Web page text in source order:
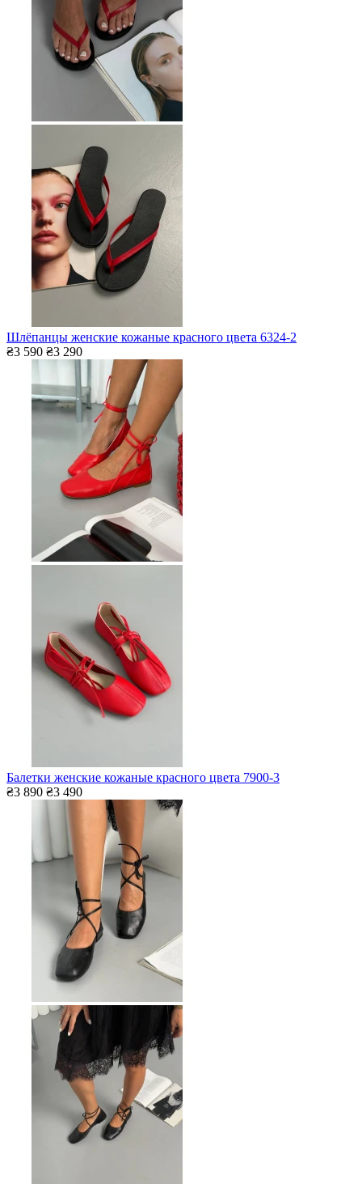
Шлёпанцы женские кожаные красного цвета 6324-2
₴3 590 ₴3 290
Балетки женские кожаные красного цвета 7900-3
₴3 890 ₴3 490